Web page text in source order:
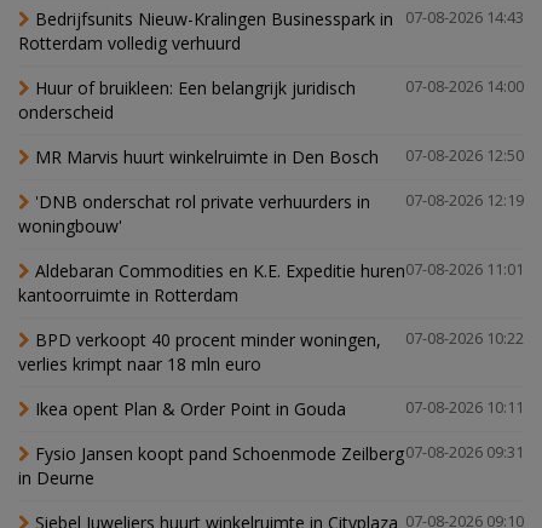
07-08-2026 14:43
Bedrijfsunits Nieuw-Kralingen Businesspark in
Rotterdam volledig verhuurd
07-08-2026 14:00
Huur of bruikleen: Een belangrijk juridisch
onderscheid
07-08-2026 12:50
MR Marvis huurt winkelruimte in Den Bosch
07-08-2026 12:19
'DNB onderschat rol private verhuurders in
woningbouw'
07-08-2026 11:01
Aldebaran Commodities en K.E. Expeditie huren
kantoorruimte in Rotterdam
07-08-2026 10:22
BPD verkoopt 40 procent minder woningen,
verlies krimpt naar 18 mln euro
07-08-2026 10:11
Ikea opent Plan & Order Point in Gouda
07-08-2026 09:31
Fysio Jansen koopt pand Schoenmode Zeilberg
in Deurne
07-08-2026 09:10
Siebel Juweliers huurt winkelruimte in Cityplaza